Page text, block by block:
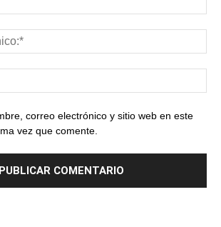
correo electrónico y sitio web en este
vez que comente.